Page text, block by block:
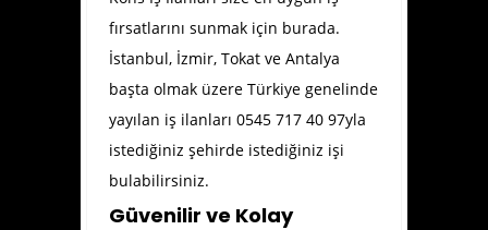
fırsatlarını sunmak için burada.
İstanbul, İzmir, Tokat ve Antalya
başta olmak üzere Türkiye genelinde
yayılan iş ilanları 0545 717 40 97yla
istediğiniz şehirde istediğiniz işi
bulabilirsiniz.
Güvenilir ve Kolay